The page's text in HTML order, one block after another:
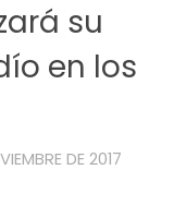
su
en los
DE 2017